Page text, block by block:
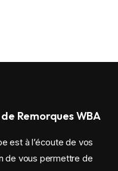
Remorques WBA
est à l’écoute de vos
de vous permettre de